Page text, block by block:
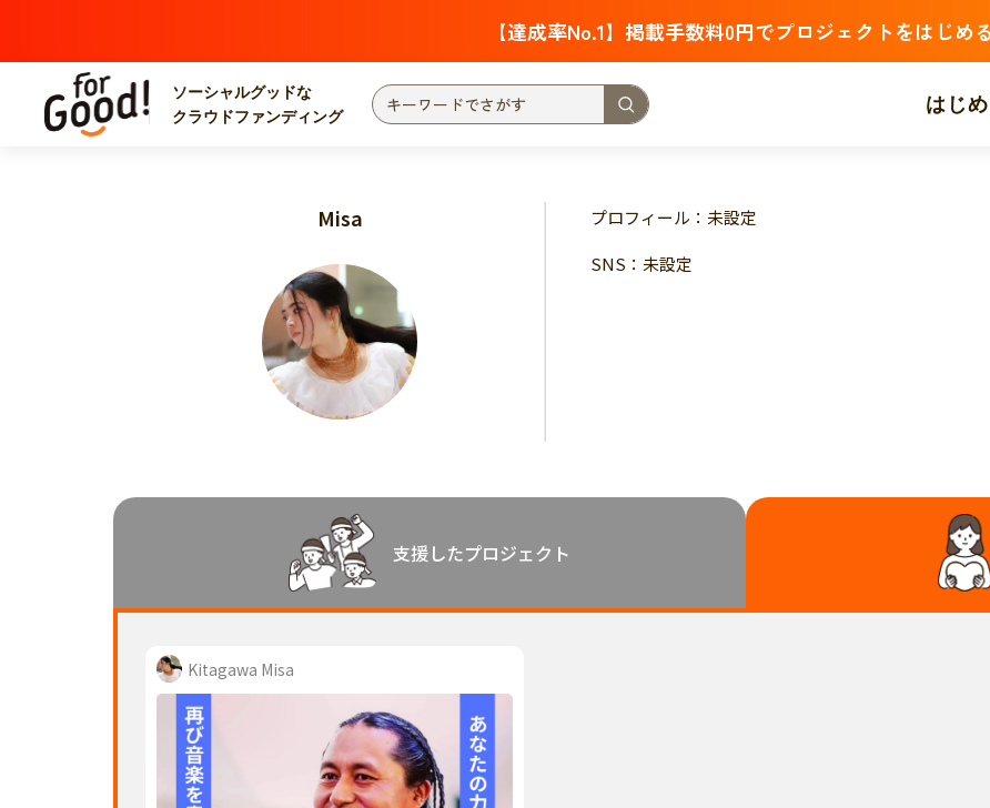
【達成率No.1】掲載手数料0円でプロジェクトをはじめる
ソーシャルグッドな
クラウドファンディング
はじ
支援金額が多い 支援人数が多い
国際協力 子ども・教育
災害
北海道・東北
関東
新潟
中国
四国
九州・沖縄 福岡 佐賀 長崎 熊本 大分 宮崎 鹿児島 沖縄
Misa
プロフィール：未設定
SNS：未設定
支援したプロジェクト
Kitagawa Misa